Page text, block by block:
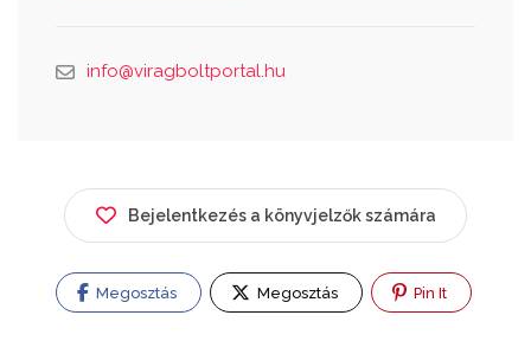
info@viragboltportal.hu
Bejelentkezés a könyvjelzők számára
Megosztás Megosztás Pin It